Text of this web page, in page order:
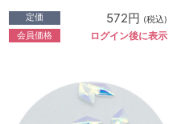
定価 572円 (税込)
会員価格 ログイン後に表示